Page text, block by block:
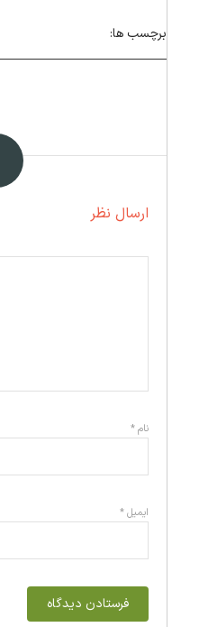
برچسب ها:
ارسال نظر
نام*
ایمیل*